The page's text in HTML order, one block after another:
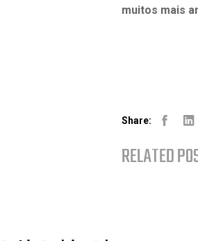
muitos mais
Share:
RELATED